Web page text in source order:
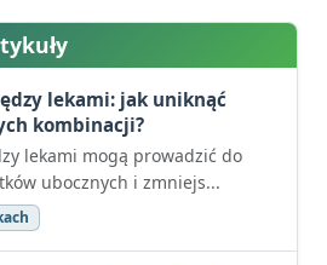
lekami: jak uniknąć
kombinacji?
lekami mogą prowadzić do
ubocznych i zmniejs...